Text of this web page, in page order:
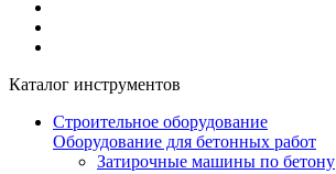
Каталог инструментов
Строительное оборудование
Оборудование для бетонных работ
Затирочные машины по бетону